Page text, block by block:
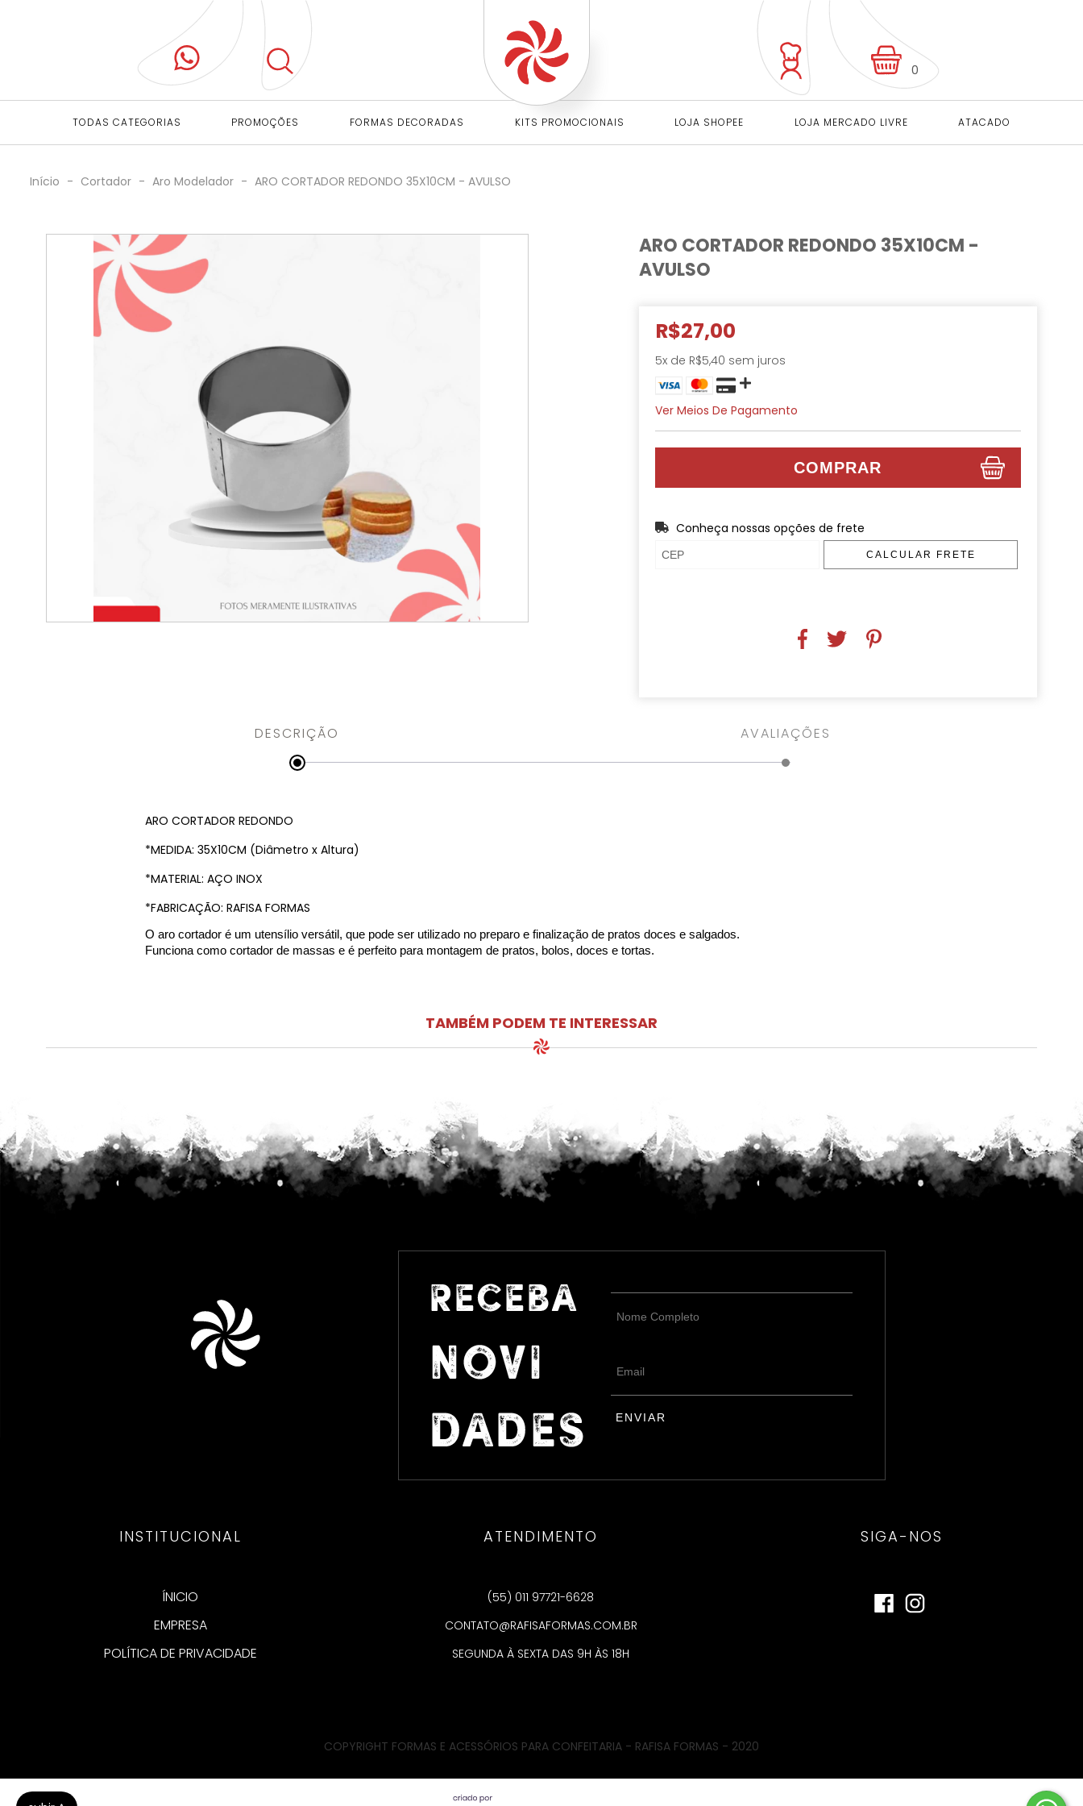
0
TODAS CATEGORIAS PROMOÇÕES FORMAS DECORADAS KITS PROMOCIONAIS LOJA SHOPEE LOJA MERCADO LIVRE ATACADO
Início - Cortador - Aro Modelador - ARO CORTADOR REDONDO 35X10CM - AVULSO
ARO CORTADOR REDONDO 35X10CM -
AVULSO
R$27,00
5x de R$5,40 sem juros
Ver Meios De Pagamento
Conheça nossas opções de frete
CALCULAR FRETE
DESCRIÇÃO AVALIAÇÕES
ARO CORTADOR REDONDO
*MEDIDA: 35X10CM (Diâmetro x Altura)
*MATERIAL: AÇO INOX
*FABRICAÇÃO: RAFISA FORMAS
O aro cortador é um utensílio versátil, que pode ser utilizado no preparo e finalização de pratos doces e salgados.
Funciona como cortador de massas e é perfeito para montagem de pratos, bolos, doces e tortas.
TAMBÉM PODEM TE INTERESSAR
INSTITUCIONAL
ÍNICIO
EMPRESA
POLÍTICA DE PRIVACIDADE
ATENDIMENTO
(55) 011 97721-6628
CONTATO@RAFISAFORMAS.COM.BR
SEGUNDA À SEXTA DAS 9H ÀS 18H
SIGA-NOS
COPYRIGHT FORMAS E ACESSÓRIOS PARA CONFEITARIA - RAFISA FORMAS - 2020